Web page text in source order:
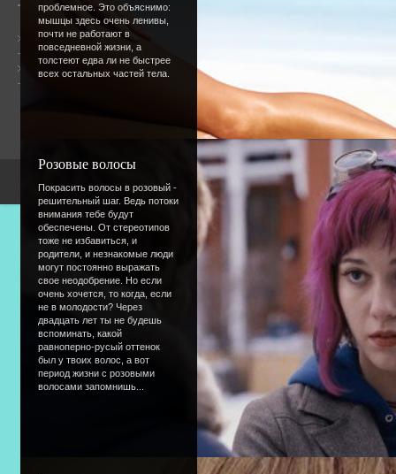
проблемное. Это объяснимо:
мышцы здесь очень ленивы,
почти не работают в
повседневной жизни, а
толстеют едва ли не быстрее
всех остальных частей тела.
Розовые волосы
Покрасить волосы в розовый -
решительный шаг. Ведь потоки
внимания тебе будут
обеспечены. От стереотипов
тоже не избавиться, и
родители, и незнакомые люди
могут постоянно выражать
свое неодобрение. Но если
очень хочется, то когда, если
не в молодости? Через
двадцать лет ты не будешь
вспоминать, какой
равноперно-русый оттенок
был у твоих волос, а вот
период жизни с розовыми
волосами запомнишь...
Общая информация
Форум
Гостей:
Пользователей:0
Copyright